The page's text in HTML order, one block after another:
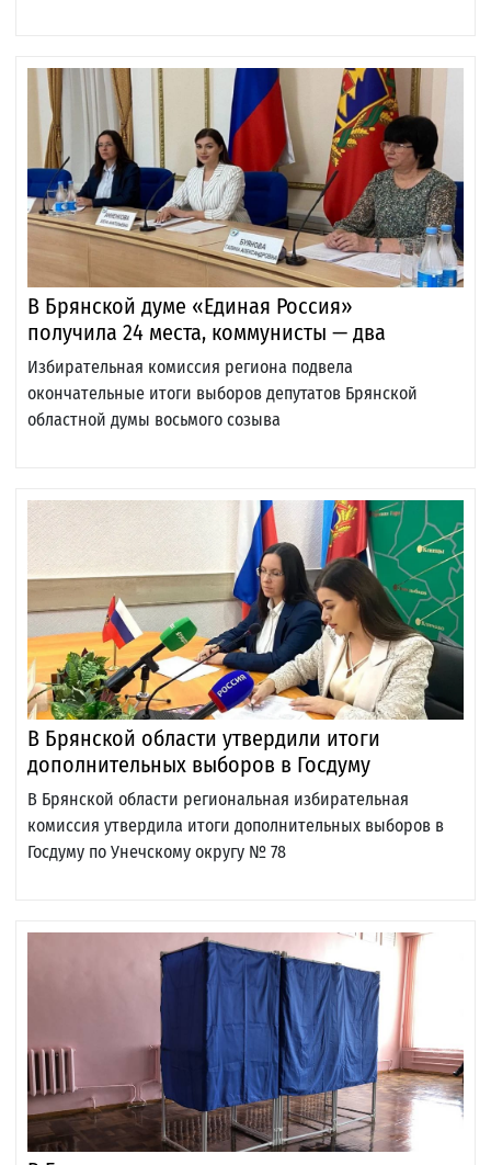
В Брянской думе «Единая Россия»
получила 24 места, коммунисты — два
Избирательная комиссия региона подвела
окончательные итоги выборов депутатов Брянской
областной думы восьмого созыва
В Брянской области утвердили итоги
дополнительных выборов в Госдуму
В Брянской области региональная избирательная
комиссия утвердила итоги дополнительных выборов в
Госдуму по Унечскому округу № 78